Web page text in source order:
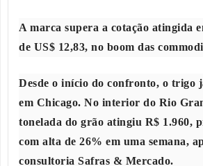
A marca supera a cotação atingida
de US$ 12,83, no boom das
Desde o início do confronto, o trigo
em Chicago. No interior do Rio
tonelada do grão atingiu R$ 1.960,
com alta de 26% em uma semana,
consultoria Safras & Mercado.